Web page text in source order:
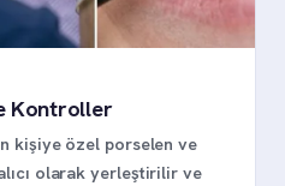
Kontroller
kişiye özel porselen ve
olarak yerleştirilir ve